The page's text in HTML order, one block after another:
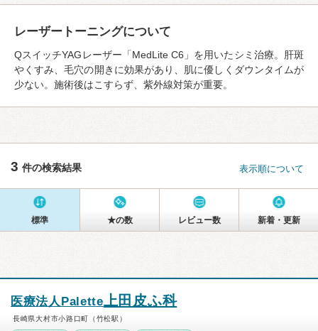
レーザートーニングについて
QスイッチYAGレーザー「MedLite C6」を用いたシミ治療。肝斑
やくすみ、毛穴の開きに効果があり、肌に優しくダウンタイムが
少ない。施術後はこすらず、紫外線対策が重要。
3 件の検索結果 表示順について
標準 ★の数 レビュー数 新着・更新
医療法人Palette上田皮ふ科
長崎県大村市小路口町（竹松駅）